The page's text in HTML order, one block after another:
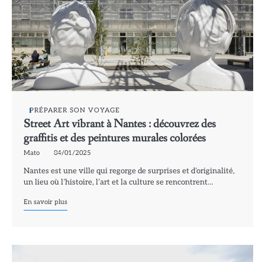
PRÉPARER SON VOYAGE
Street Art vibrant à Nantes : découvrez des
graffitis et des peintures murales colorées
Mato 04/01/2025
Nantes est une ville qui regorge de surprises et d’originalité,
un lieu où l’histoire, l’art et la culture se rencontrent…
En savoir plus